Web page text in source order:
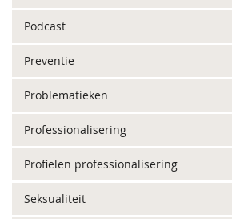
Podcast
Preventie
Problematieken
Professionalisering
Profielen professionalisering
Seksualiteit